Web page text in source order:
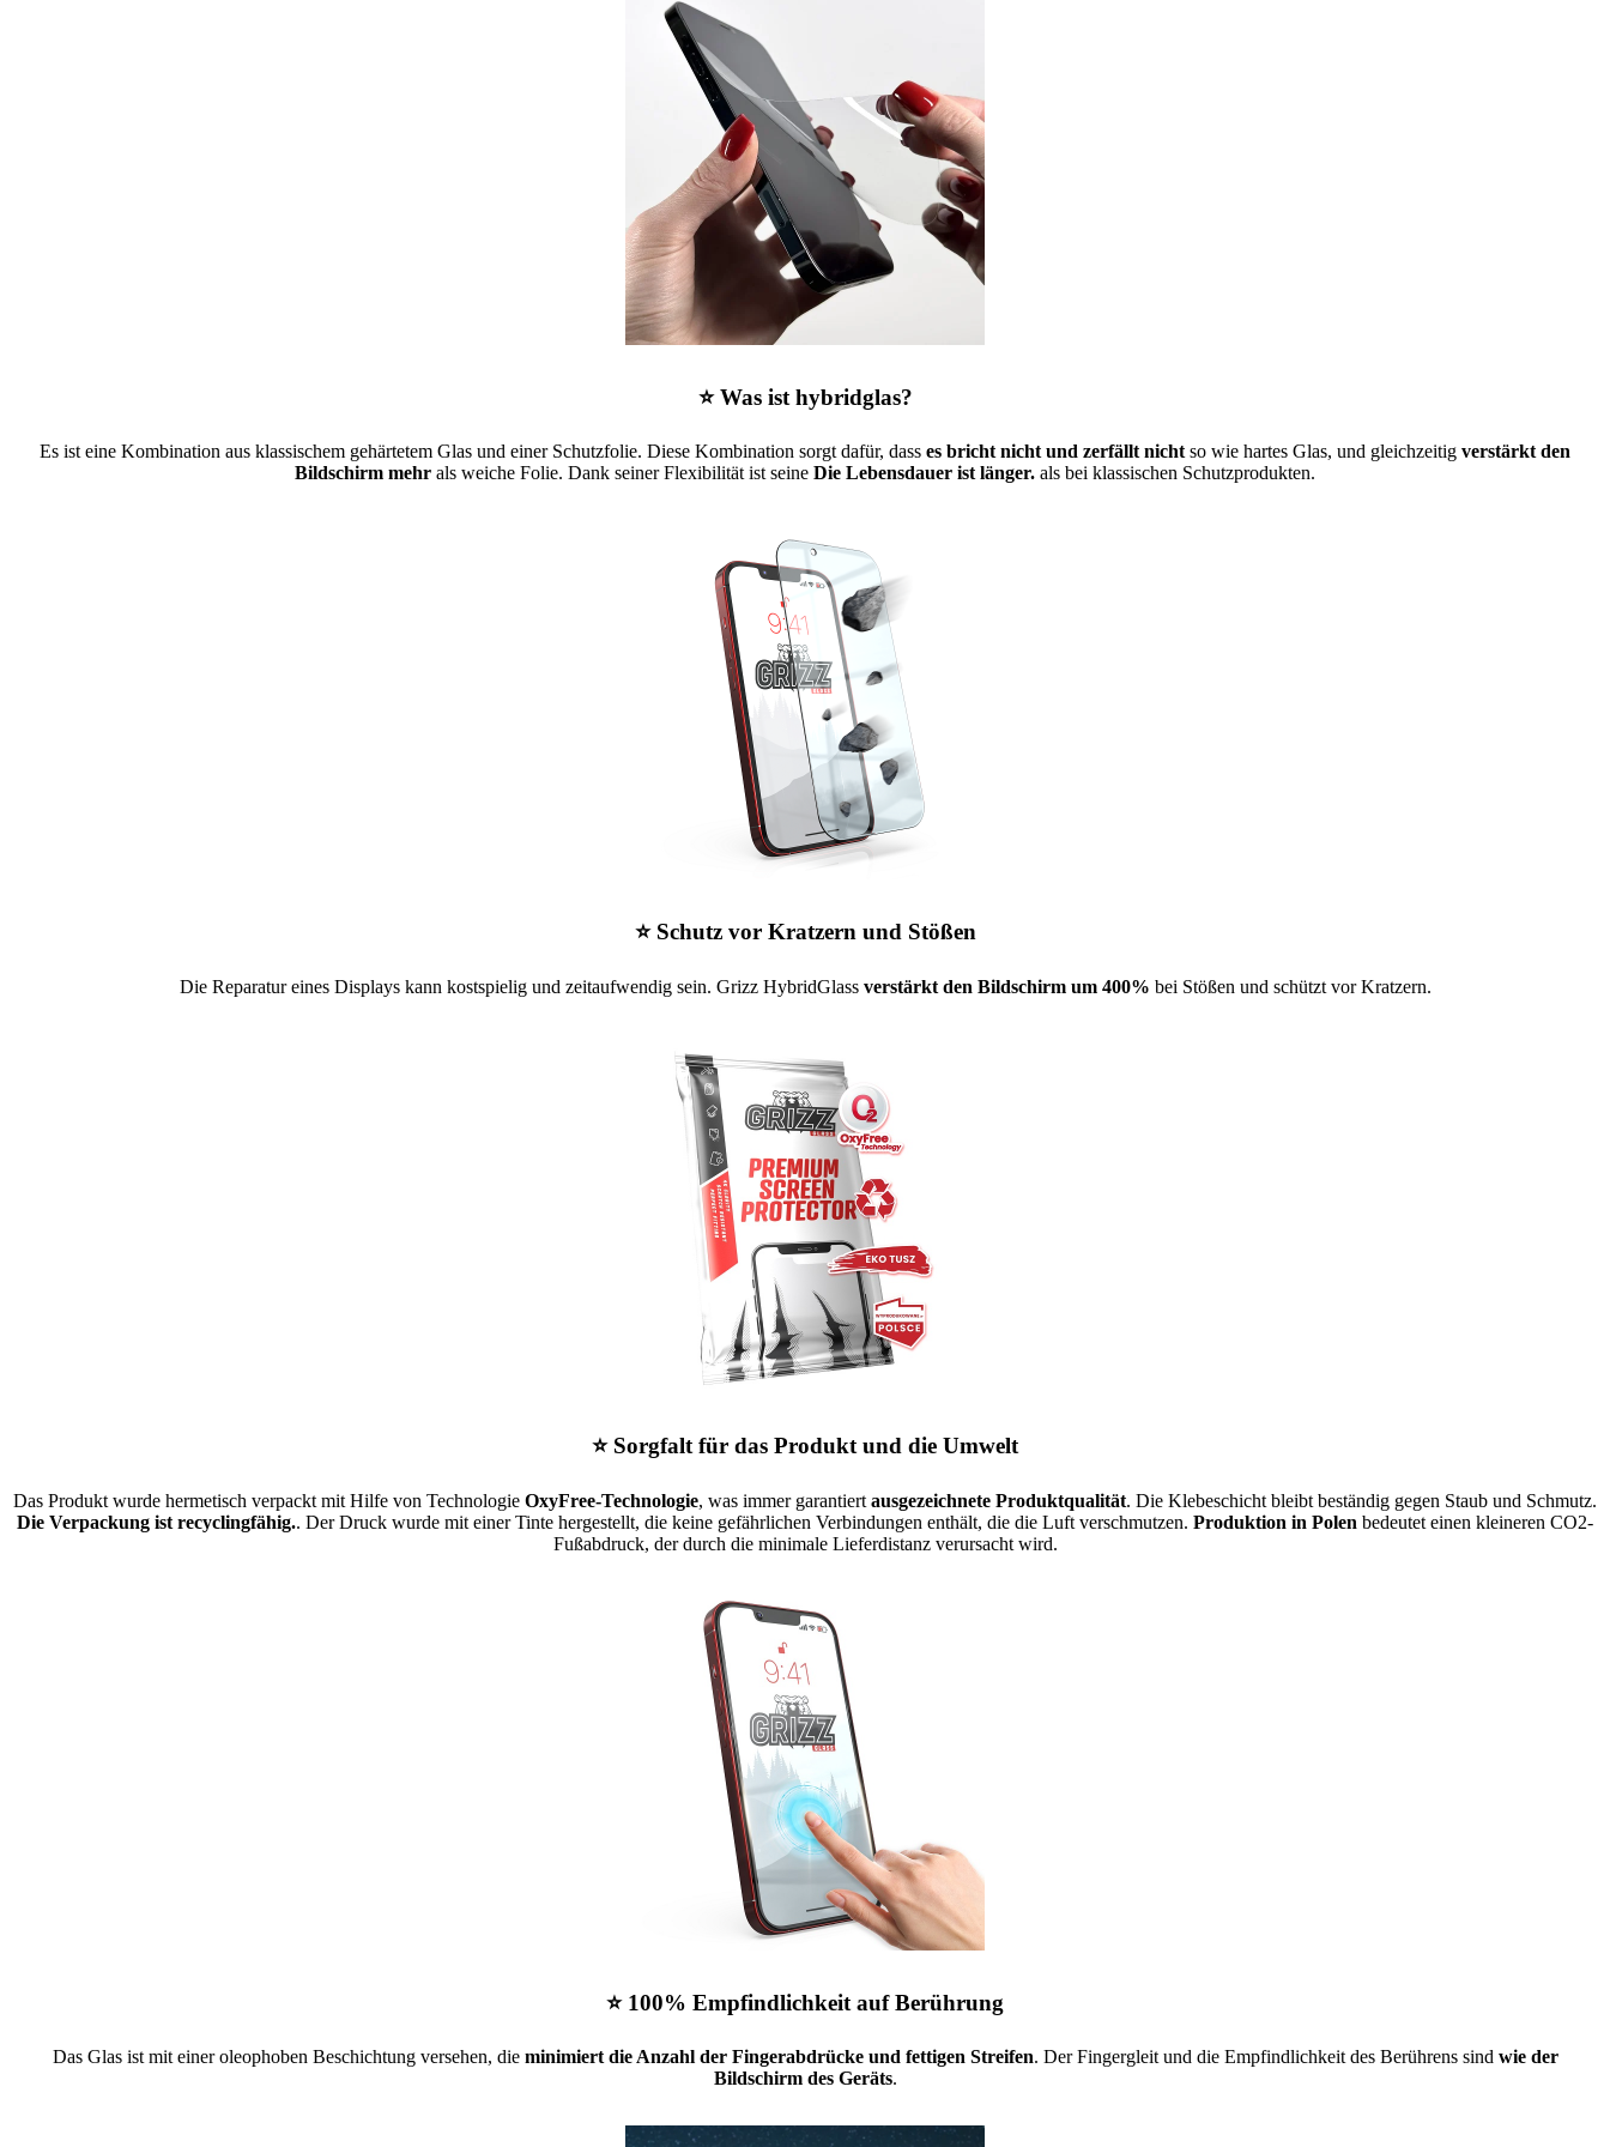
⭐ Was ist hybridglas?
Es ist eine Kombination aus klassischem gehärtetem Glas und einer Schutzfolie. Diese Kombination sorgt dafür, dass es bricht nicht und zerfällt nicht so wie hartes Glas, und gleichzeitig verstärkt den
Bildschirm mehr als weiche Folie. Dank seiner Flexibilität ist seine Die Lebensdauer ist länger. als bei klassischen Schutzprodukten.
⭐ Schutz vor Kratzern und Stößen
Die Reparatur eines Displays kann kostspielig und zeitaufwendig sein. Grizz HybridGlass verstärkt den Bildschirm um 400% bei Stößen und schützt vor Kratzern.
⭐ Sorgfalt für das Produkt und die Umwelt
Das Produkt wurde hermetisch verpackt mit Hilfe von Technologie OxyFree-Technologie, was immer garantiert ausgezeichnete Produktqualität. Die Klebeschicht bleibt beständig gegen Staub und Schmutz.
Die Verpackung ist recyclingfähig.. Der Druck wurde mit einer Tinte hergestellt, die keine gefährlichen Verbindungen enthält, die die Luft verschmutzen. Produktion in Polen bedeutet einen kleineren CO2-
Fußabdruck, der durch die minimale Lieferdistanz verursacht wird.
⭐ 100% Empfindlichkeit auf Berührung
Das Glas ist mit einer oleophoben Beschichtung versehen, die minimiert die Anzahl der Fingerabdrücke und fettigen Streifen. Der Fingergleit und die Empfindlichkeit des Berührens sind wie der
Bildschirm des Geräts.